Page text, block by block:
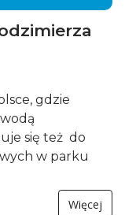
gdzie
się też do
w parku
Więcej